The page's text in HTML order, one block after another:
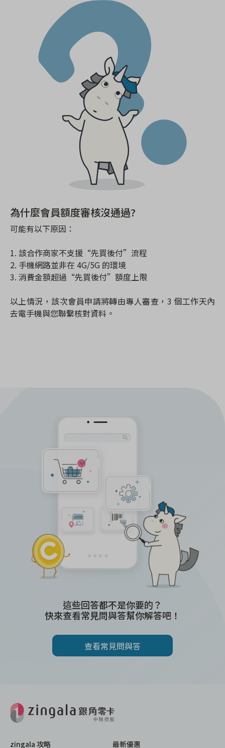
為什麼會員額度審核沒通過?
可能有以下原因：
1. 該合作商家不支援“先買後付”流程
2. 手機網路並非在 4G/5G 的環境
3. 消費金額超過“先買後付”額度上限
以上情況，該次會員申請將轉由專人審查，3 個工作天內
去電手機與您聯繫核對資料。
這些回答都不是你要的？
快來查看常見問與答幫你解答吧！
查看常見問與答
zingala 攻略
最新優惠